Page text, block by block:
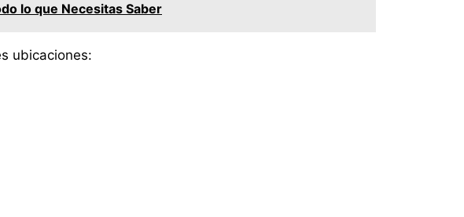
lo que Necesitas Saber
ubicaciones: